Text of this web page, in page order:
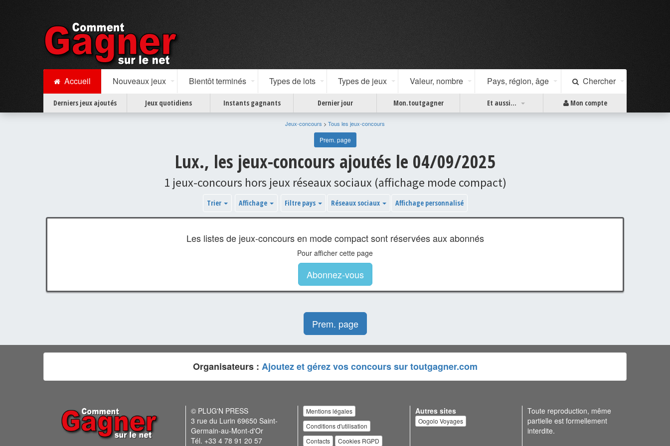
Accueil Nouveaux jeux Bientôt terminés Types de lots Types de jeux Valeur, nombre Pays, région, âge Chercher
Derniers jeux ajoutés Jeux quotidiens Instants gagnants Dernier jour Mon.toutgagner Et aussi... Mon compte
Jeux-concours > Tous les jeux-concours
Prem. page
Lux., les jeux-concours ajoutés le 04/09/2025
1 jeux-concours hors jeux réseaux sociaux (affichage mode compact)
Trier Affichage Filtre pays Réseaux sociaux Affichage personnalisé
Les listes de jeux-concours en mode compact sont réservées aux abonnés
Pour afficher cette page
Abonnez-vous
Prem. page
Organisateurs : Ajoutez et gérez vos concours sur toutgagner.com
© PLUG'N PRESS
3 rue du Lurin 69650 Saint-
Germain-au-Mont-d'Or
Tél. +33 4 78 91 20 57
Mentions légales
Conditions d'utilisation
Contacts
Cookies RGPD
Autres sites
Oogolo Voyages
Toute reproduction, même
partielle est formellement
interdite.